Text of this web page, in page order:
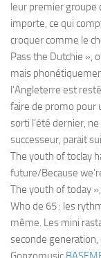
leur premier groupe
importe, ce qui
croquer comme le
Pass the Dutchie »,
mais
l’Angleterre est
faire de promo pour
sorti l’été dernier,
successeur, parait
The youth of toclay
future/Because
The youth of today
Who de 65 : les
même. Les mini
seconde